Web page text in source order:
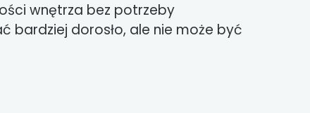
wnętrza bez potrzeby
bardziej dorosło, ale nie może być